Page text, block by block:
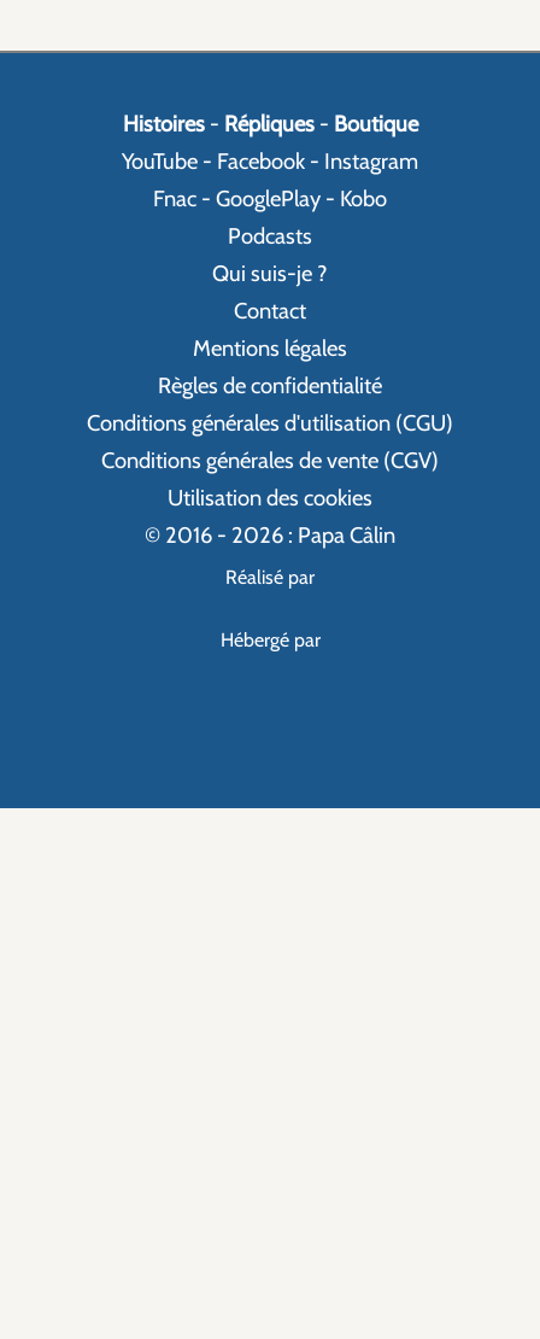
Histoires- Répliques- Boutique
YouTube - Facebook - Instagram
Fnac - GooglePlay - Kobo
Podcasts
Qui suis-je ?
Contact
Mentions légales
Règles de confidentialité
Conditions générales d'utilisation (CGU)
Conditions générales de vente (CGV)
Utilisation des cookies
© 2016 - 2026 : Papa Câlin
Réalisé par
Hébergé par